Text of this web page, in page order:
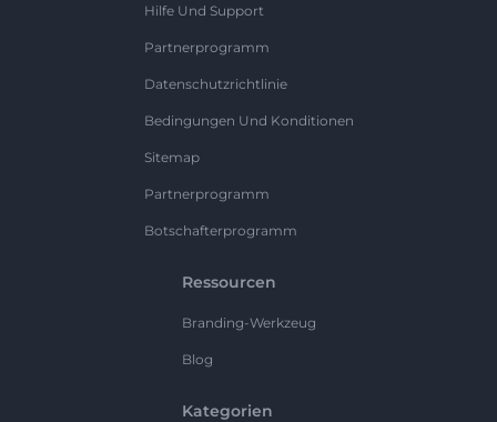
Hilfe Und Support
Partnerprogramm
Datenschutzrichtlinie
Bedingungen Und Konditionen
Sitemap
Partnerprogramm
Botschafterprogramm
Ressourcen
Branding-Werkzeug
Blog
Kategorien